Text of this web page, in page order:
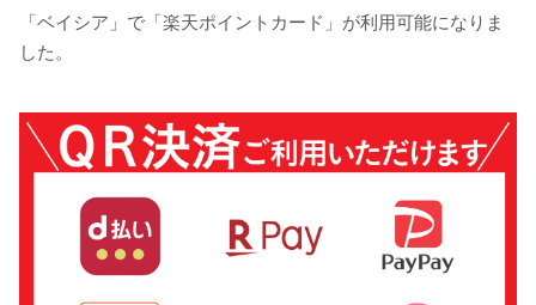
「ベイシア」で「楽天ポイントカード」が利用可能になりま
した。